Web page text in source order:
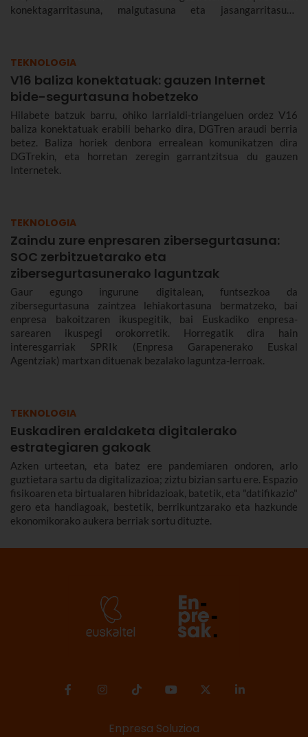
konektagarritasuna, malgutasuna eta jasangarritasuna
TEKNOLOGIA
V16 baliza konektatuak: gauzen Internet
bide-segurtasuna hobetzeko
Hilabete batzuk barru, ohiko larrialdi-triangeluen ordez V16
baliza konektatuak erabili beharko dira, DGTren araudi berria
betez. Baliza horiek denbora errealean komunikatzen dira
DGTrekin, eta horretan zeregin garrantzitsua du gauzen
Internetek.
TEKNOLOGIA
Zaindu zure enpresaren zibersegurtasuna:
SOC zerbitzuetarako eta
zibersegurtasunerako laguntzak
Gaur egungo ingurune digitalean, funtsezkoa da
zibersegurtasuna zaintzea lehiakortasuna bermatzeko, bai
enpresa bakoitzaren ikuspegitik, bai Euskadiko enpresa-
sarearen ikuspegi orokorretik. Horregatik dira hain
interesgarriak SPRIk (Enpresa Garapenerako Euskal
Agentziak) martxan dituenak bezalako laguntza-lerroak.
TEKNOLOGIA
Euskadiren eraldaketa digitalerako
estrategiaren gakoak
Azken urteetan, eta batez ere pandemiaren ondoren, arlo
guztietara sartu da digitalizazioa; ziztu bizian sartu ere. Espazio
fisikoaren eta birtualaren hibridazioak, batetik, eta "datifikazio"
gero eta handiagoak, bestetik, berrikuntzarako eta hazkunde
ekonomikorako aukera berriak sortu dituzte.
Enpresa Soluzioa